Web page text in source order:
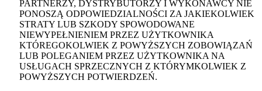
PARTNERZY, DYSTRYBUTORZY I WYKONAWCY NIE
PONOSZĄ ODPOWIEDZIALNOŚCI ZA JAKIEKOLWIEK
STRATY LUB SZKODY SPOWODOWANE
NIEWYPEŁNIENIEM PRZEZ UŻYTKOWNIKA
KTÓREGOKOLWIEK Z POWYŻSZYCH ZOBOWIĄZAŃ
LUB POLEGANIEM PRZEZ UŻYTKOWNIKA NA
USŁUGACH SPRZECZNYCH Z KTÓRYMKOLWIEK Z
POWYŻSZYCH POTWIERDZEŃ.